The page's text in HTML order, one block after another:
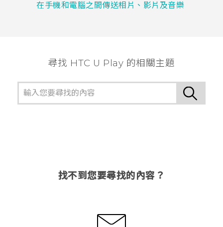
在手機和電腦之間傳送相片、影片及音樂
尋找 HTC U Play 的相關主題
找不到您要尋找的內容？